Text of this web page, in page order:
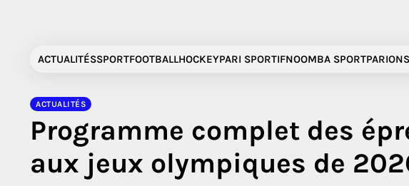
ACTUALITÉSSPORTFOOTBALLHOCKEYPARI SPORTIFNOOMBA SPORT
ACTUALITÉS
Programme complet des
aux jeux olympiques de